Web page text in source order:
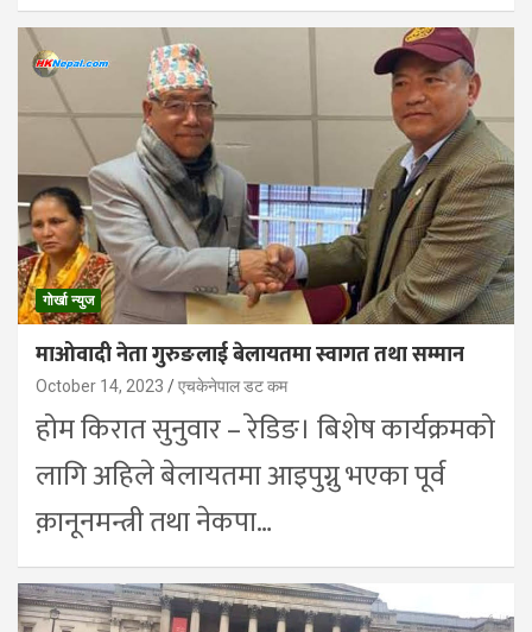
गोर्खा न्युज
माओवादी नेता गुरुङलाई बेलायतमा स्वागत तथा सम्मान
October 14, 2023 एचकेनेपाल डट कम
होम किरात सुनुवार – रेडिङ। बिशेष कार्यक्रमको
लागि अहिले बेलायतमा आइपुग्नु भएका पूर्व
क़ानूनमन्त्री तथा नेकपा…